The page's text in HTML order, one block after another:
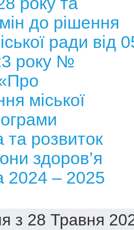
до рішення
ради від
року №
міської
та розвиток
здоров’я
2024 – 2025
з 28 Травня